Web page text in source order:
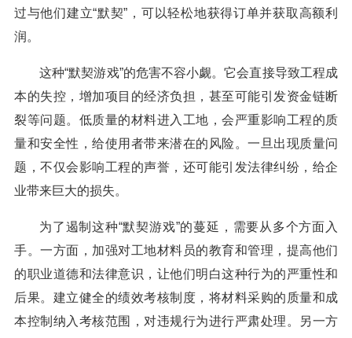
过与他们建立“默契”，可以轻松地获得订单并获取高额利
润。
这种“默契游戏”的危害不容小觑。它会直接导致工程成
本的失控，增加项目的经济负担，甚至可能引发资金链断
裂等问题。低质量的材料进入工地，会严重影响工程的质
量和安全性，给使用者带来潜在的风险。一旦出现质量问
题，不仅会影响工程的声誉，还可能引发法律纠纷，给企
业带来巨大的损失。
为了遏制这种“默契游戏”的蔓延，需要从多个方面入
手。一方面，加强对工地材料员的教育和管理，提高他们
的职业道德和法律意识，让他们明白这种行为的严重性和
后果。建立健全的绩效考核制度，将材料采购的质量和成
本控制纳入考核范围，对违规行为进行严肃处理。另一方